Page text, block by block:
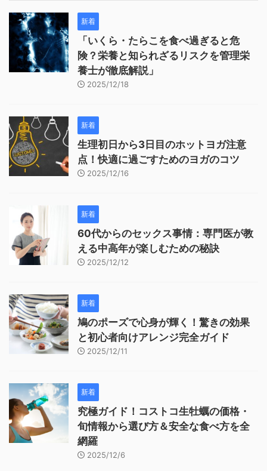
新着
「いくら・たらこを食べ過ぎると危
険？栄養と知られざるリスクを管理栄
養士が徹底解説」
2025/12/18
新着
生理初日から3日目のホットヨガ注意
点！快適に過ごすためのヨガのコツ
2025/12/16
新着
60代からのセックス事情：専門医が教
える中高年が楽しむための秘訣
2025/12/12
新着
鳩のポーズで心身が輝く！驚きの効果
と初心者向けアレンジ完全ガイド
2025/12/11
新着
究極ガイド！コストコ生牡蠣の価格・
旬情報から選び方＆安全な食べ方を全
網羅
2025/12/6